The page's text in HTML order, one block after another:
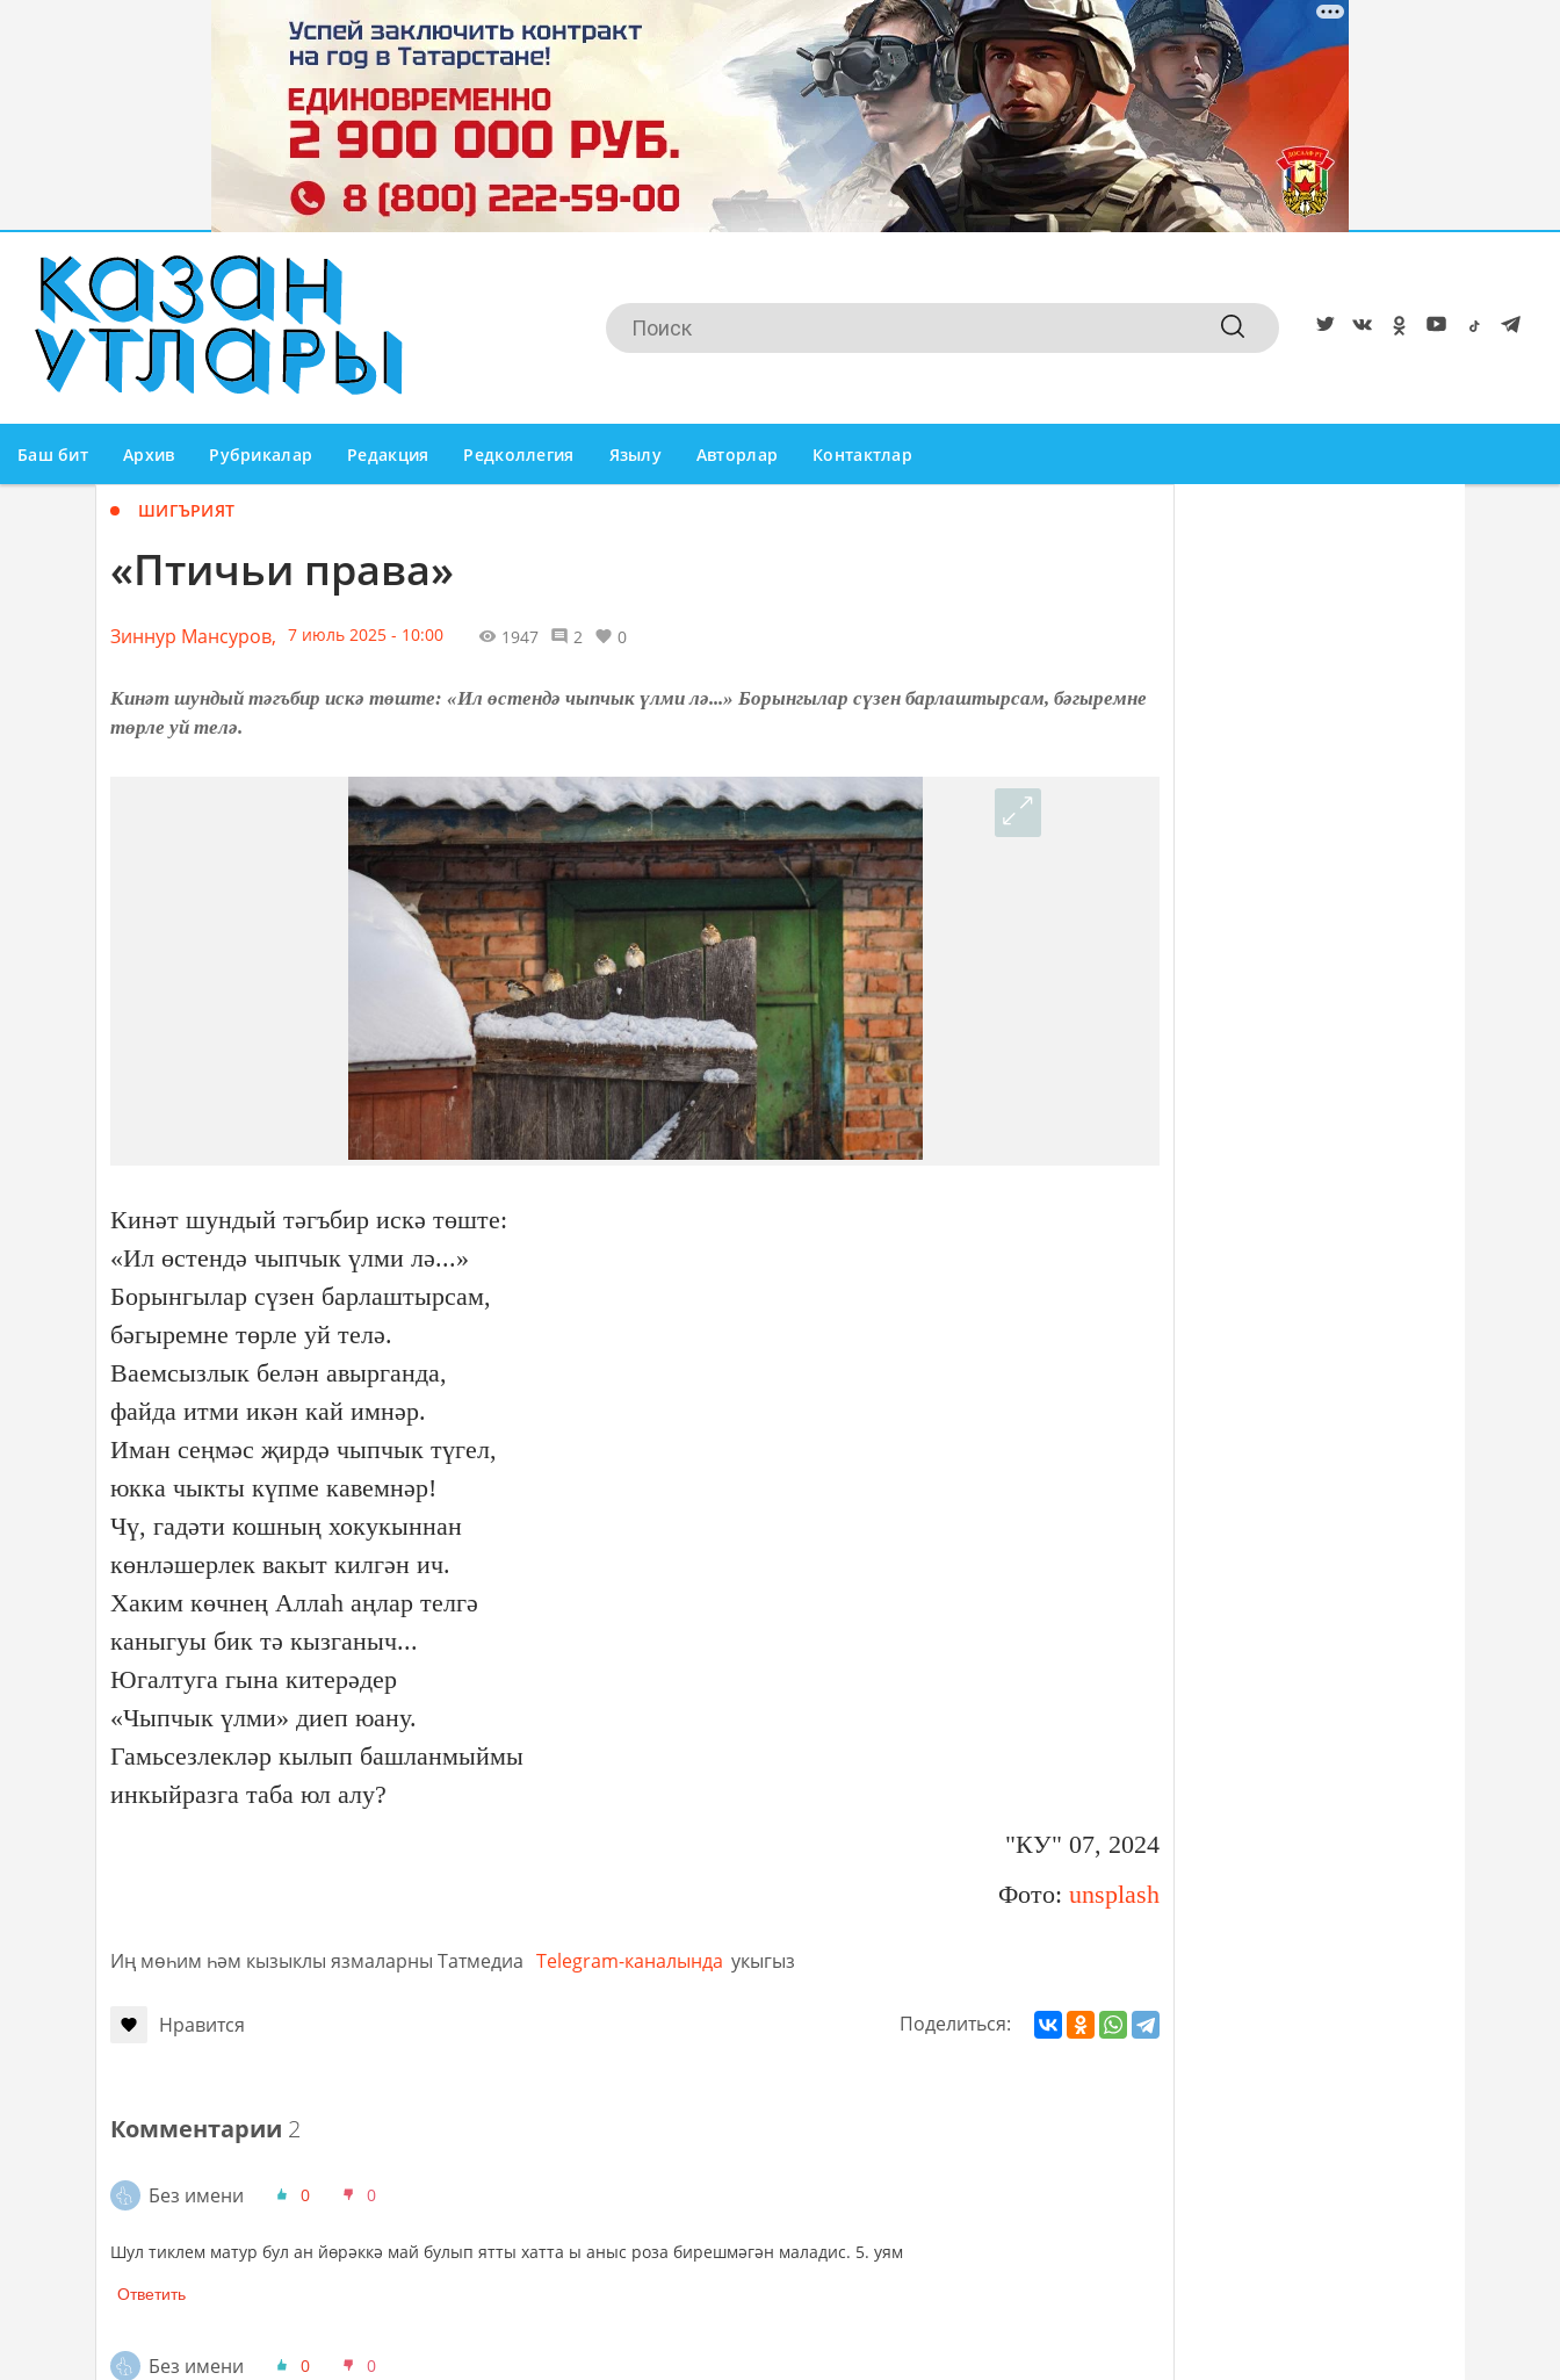
Баш бит Архив Рубрикалар Редакция Редколлегия Язылу Авторлар Контактлар
ШИГЪРИЯТ
«Птичьи права»
Зиннур Мансуров, 7 июль 2025 - 10:00 1947 2 0
Кинәт шундый тәгъбир искә төште: «Ил өстендә чыпчык үлми лә...» Борынгылар сүзен барлаштырсам, бәгыремне
төрле уй телә.
Кинәт шундый тәгъбир искә төште:
«Ил өстендә чыпчык үлми лә...»
Борынгылар сүзен барлаштырсам,
бәгыремне төрле уй телә.
Ваемсызлык белән авырганда,
файда итми икән кай имнәр.
Иман сеңмәс җирдә чыпчык түгел,
юкка чыкты күпме кавемнәр!
Чү, гадәти кошның хокукыннан
көнләшерлек вакыт килгән ич.
Хаким көчнең Аллаһ аңлар телгә
каныгуы бик тә кызганыч...
Югалтуга гына китерәдер
«Чыпчык үлми» диеп юану.
Гамьсезлекләр кылып башланмыймы
инкыйразга таба юл алу?
"КУ" 07, 2024
Фото: unsplash
Иң мөһим һәм кызыклы язмаларны Татмедиа Telegram-каналында укыгыз
Нравится Поделиться:
Комментарии 2
Без имени 0 0
Шул тиклем матур бул ан йөрәккә май булып ятты хатта ы аныс роза бирешмәгән маладис. 5. уям
Ответить
Без имени 0 0